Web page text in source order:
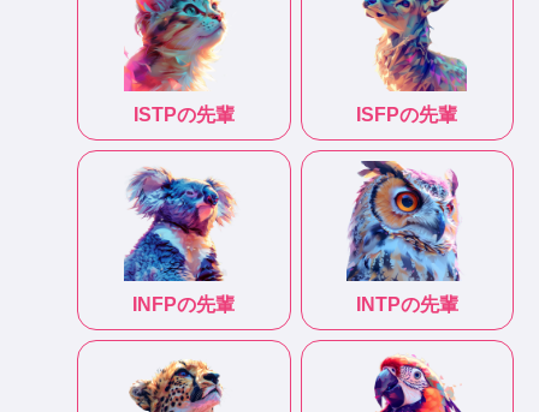
ISTPの先輩 ISFPの先輩
INFPの先輩 INTPの先輩